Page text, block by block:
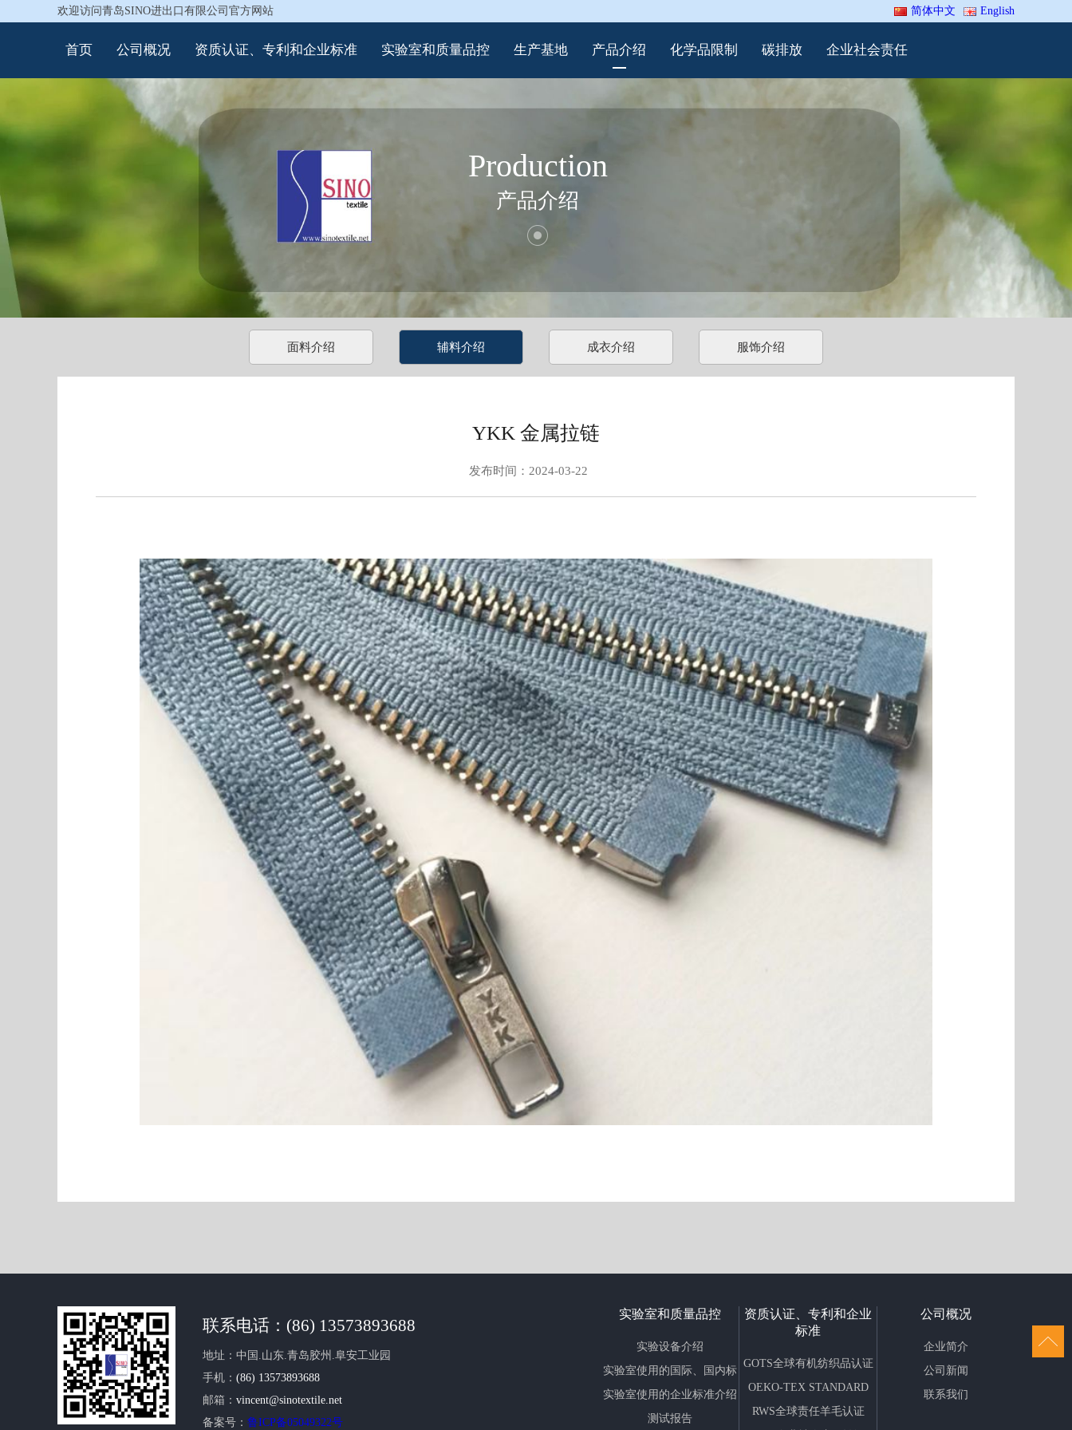
欢迎访问青岛SINO进出口有限公司官方网站 简体中文 English
首页 公司概况 资质认证、专利和企业标准 实验室和质量品控 生产基地 产品介绍 化学品限制 碳排放 企业社会责任
Production
产品介绍
面料介绍 辅料介绍 成衣介绍 服饰介绍
YKK 金属拉链
发布时间：2024-03-22
联系电话： (86) 13573893688
地址：中国.山东.青岛胶州.阜安工业园
手机： (86) 13573893688
邮箱： vincent@sinotextile.net
备案号： 鲁ICP备05049322号
公司概况
企业简介
公司新闻
联系我们
资质认证、专利和企业
标准
GOTS全球有机纺织品认证
OEKO-TEX STANDARD
100欧盟信心纺织品认证
RWS全球责任羊毛认证
实验室和质量品控
实验设备介绍
实验室使用的国际、国内标
准介绍
实验室使用的企业标准介绍
测试报告